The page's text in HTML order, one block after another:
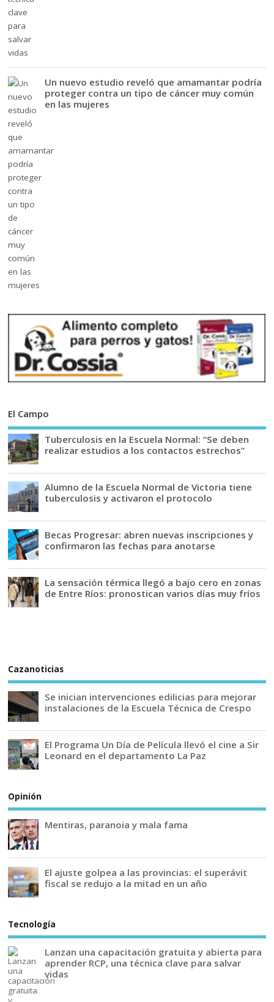
Un nuevo estudio reveló que amamantar podría
proteger contra un tipo de cáncer muy común
en las mujeres
El Campo
Tuberculosis en la Escuela Normal: “Se deben
realizar estudios a los contactos estrechos”
Alumno de la Escuela Normal de Victoria tiene
tuberculosis y activaron el protocolo
Becas Progresar: abren nuevas inscripciones y
confirmaron las fechas para anotarse
La sensación térmica llegó a bajo cero en zonas
de Entre Ríos: pronostican varios días muy fríos
Cazanoticias
Se inician intervenciones edilicias para mejorar
instalaciones de la Escuela Técnica de Crespo
El Programa Un Día de Película llevó el cine a Sir
Leonard en el departamento La Paz
Opinión
Mentiras, paranoia y mala fama
El ajuste golpea a las provincias: el superávit
fiscal se redujo a la mitad en un año
Tecnología
Lanzan una capacitación gratuita y abierta para
aprender RCP, una técnica clave para salvar
vidas